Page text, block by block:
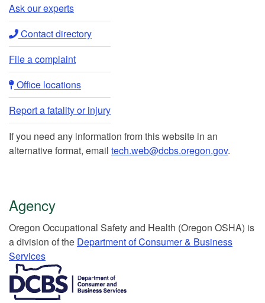
Ask our experts​
Contact directory​
File a complaint
Office locations​​
Report a fatality or injury
If you need any information from this website in an
alternative format, email tech.web@dcbs.oregon.gov.
Agency
Or​egon Occupation​al Safety and Health (Oregon OSHA) is
a division of the Department of Consumer & Business
Services​